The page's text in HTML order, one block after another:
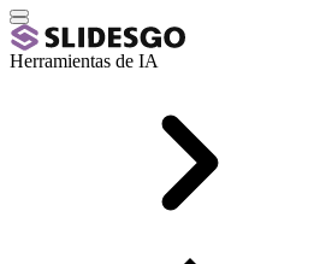
Herramientas de IA